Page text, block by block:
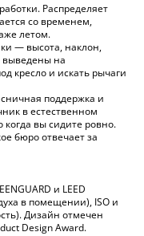
Распределяет
со временем,
летом.
— высота, наклон,
выведены на
кресло и искать рычаги
поддержка и
в естественном
вы сидите ровно.
бюро отвечает за
и LEED
в помещении), ISO и
Дизайн отмечен
Design Award.